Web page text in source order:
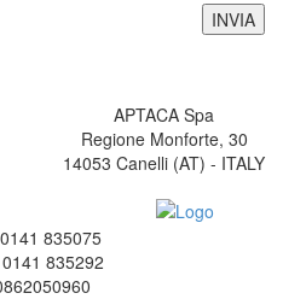
APTACA Spa
Regione Monforte, 30
14053 Canelli (AT) - ITALY
835075
835292